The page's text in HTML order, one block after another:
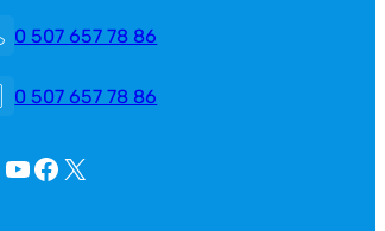
0 507 657 78 86
0 507 657 78 86
YouTube Facebook X